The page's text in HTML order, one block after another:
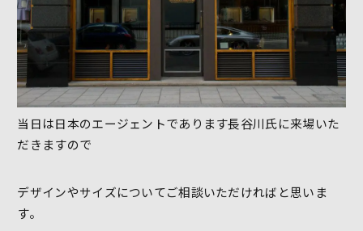
当日は日本のエージェントであります長谷川氏に来場いた
だきますので
デザインやサイズについてご相談いただければと思いま
す。